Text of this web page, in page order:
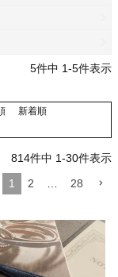
5件中 1-5件表示
新着順
814件中 1-30件表示
1
2 28